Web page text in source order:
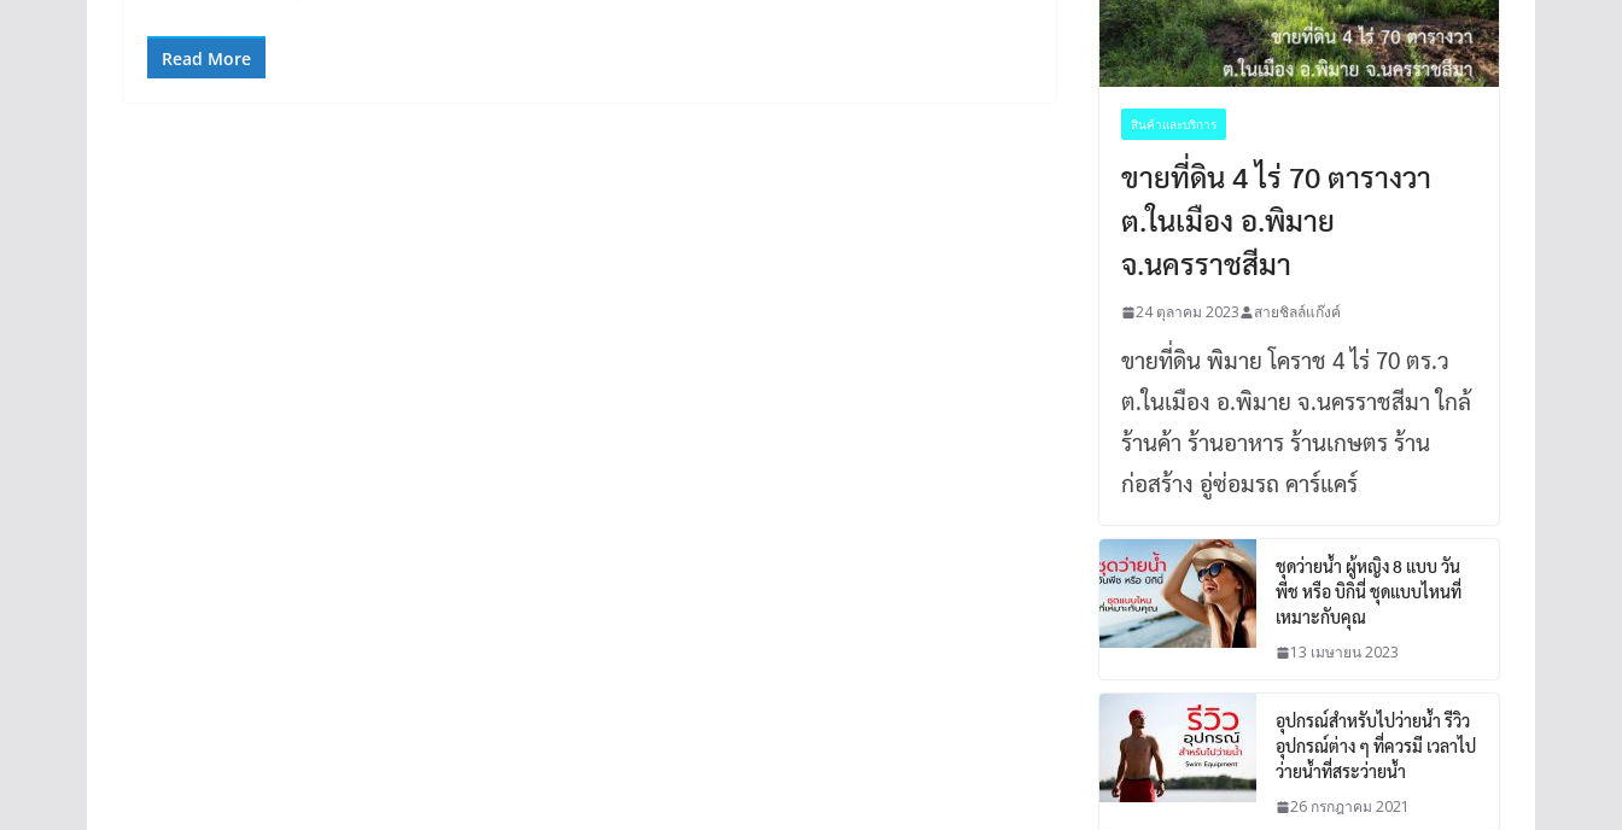
Read More
สินค้าและบริการ
ขายที่ดิน 4 ไร่ 70 ตารางวา
ต.ในเมือง อ.พิมาย
จ.นครราชสีมา
24 ตุลาคม 2023 สายชิลล์แก๊งค์
ขายที่ดิน พิมาย โคราช 4 ไร่ 70 ตร.ว
ต.ในเมือง อ.พิมาย จ.นครราชสีมา ใกล้
ร้านค้า ร้านอาหาร ร้านเกษตร ร้าน
ก่อสร้าง อู่ซ่อมรถ คาร์แคร์
ชุดว่ายน้ำ ผู้หญิง 8 แบบ วัน
พีช หรือ บิกินี่ ชุดแบบไหนที่
เหมาะกับคุณ
13 เมษายน 2023
อุปกรณ์สำหรับไปว่ายน้ำ รีวิว
อุปกรณ์ต่าง ๆ ที่ควรมี เวลาไป
ว่ายน้ำที่สระว่ายน้ำ
26 กรกฎาคม 2021